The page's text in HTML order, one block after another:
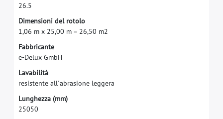
26.5
Dimensioni del rotolo
1,06 m x 25,00 m = 26,50 m2
Fabbricante
e-Delux GmbH
Lavabilità
resistente all´abrasione leggera
Lunghezza (mm)
25050